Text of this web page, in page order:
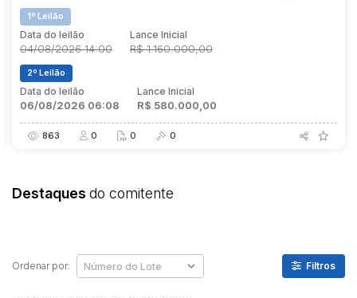
14:00
Lance Inicial
R$ 3.800.000,00
14:00
Lance Inicial
R$ 1.900.000,00
0 863
Destaques do comitente
Ordenar por: Filtros